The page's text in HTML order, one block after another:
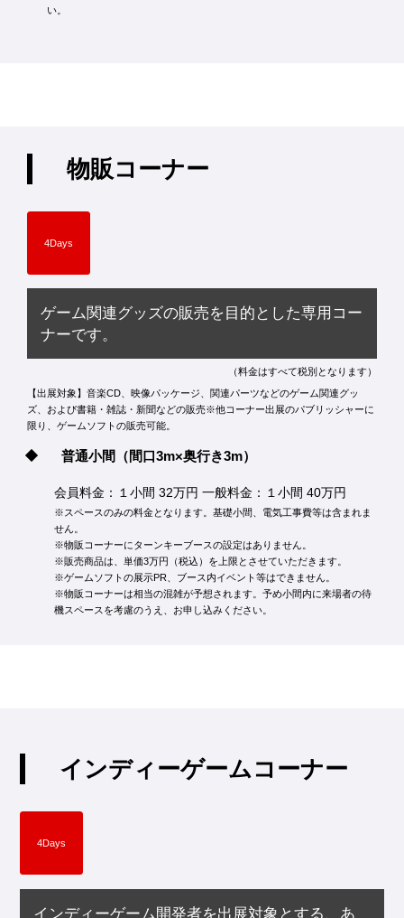
い。
物販コーナー
4Days
ゲーム関連グッズの販売を目的とした専用コー
ナーです。
（料金はすべて税別となります）
【出展対象】音楽CD、映像パッケージ、関連パーツなどのゲーム関連グッ
ズ、および書籍・雑誌・新聞などの販売※他コーナー出展のパブリッシャーに
限り、ゲームソフトの販売可能。
普通小間 （間口3m×奥行き3m）
会員料金：１小間 32万円 一般料金：１小間 40万円
※スペースのみの料金となります。基礎小間、電気工事費等は含まれま
せん。
※物販コーナーにターンキーブースの設定はありません。
※販売商品は、単価3万円（税込）を上限とさせていただきます。
※ゲームソフトの展示PR、ブース内イベント等はできません。
※物販コーナーは相当の混雑が予想されます。予め小間内に来場者の待
機スペースを考慮のうえ、お申し込みください。
インディーゲームコーナー
4Days
インディーゲーム開発者を出展対象とする、あ